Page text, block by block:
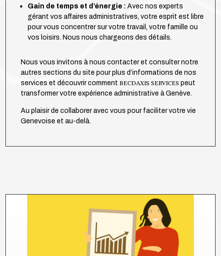
Gain de temps et d’énergie : Avec nos experts
gérant vos affaires administratives, votre esprit est libre
pour vous concentrer sur votre travail, votre famille ou
vos loisirs. Nous nous chargeons des détails.
Nous vous invitons à nous contacter et consulter notre
autres sections du site pour plus d’informations de nos
services et découvrir comment BECDAXIS SERVICES peut
transformer votre expérience administrative à Genève.
Au plaisir de collaborer avec vous pour faciliter votre vie
Genevoise et au-delà.